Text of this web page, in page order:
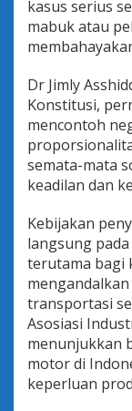
kasus serius
mabuk atau
Dr Jimly
Konstitusi,
mencontoh
semata-mata
keadilan dan
Kebijakan
langsung
terutama bagi
transportasi
Asosiasi
menunjukkan
motor di
keperluan